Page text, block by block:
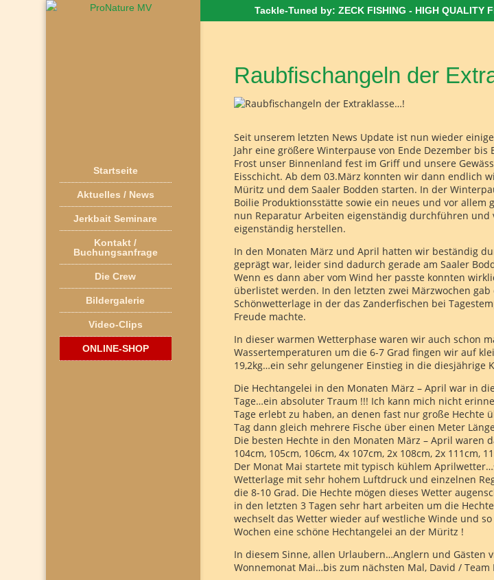
Tackle-Tuned by: ZECK FISHING - HIGH QUALITY
Startseite
Aktuelles / News
Jerkbait Seminare
Kontakt /
Buchungsanfrage
Die Crew
Bildergalerie
Video-Clips
ONLINE-SHOP
Raubfischangeln der
Seit unserem letzten News Update ist nun wieder
Jahr eine größere Winterpause von Ende Dezember
Frost unser Binnenland fest im Griff und unsere
Eisschicht. Ab dem 03.März konnten wir dann endlich
Müritz und dem Saaler Bodden starten. In der
Boilie Produktionsstätte sowie ein neues und vor allem
nun Reparatur Arbeiten eigenständig durchführen
eigenständig herstellen.
In den Monaten März und April hatten wir beständig
geprägt war, leider sind dadurch gerade am Saaler
Wenn es dann aber vom Wind her passte konnten
überlistet werden. In den letzten zwei Märzwochen
Schönwetterlage in der das Zanderfischen bei
Freude machte.
In dieser warmen Wetterphase waren wir auch schon
Wassertemperaturen um die 6-7 Grad fingen wir auf
19,2kg…ein sehr gelungener Einstieg in die diesjährige
Die Hechtangelei in den Monaten März – April war in
Tage…ein absoluter Traum !!! Ich kann mich nicht
Tage erlebt zu haben, an denen fast nur große Hechte
Tag dann gleich mehrere Fische über einen Meter
Die besten Hechte in den Monaten März – April waren
104cm, 105cm, 106cm, 4x 107cm, 2x 108cm, 2x 111cm,
Der Monat Mai startete mit typisch kühlem
Wetterlage mit sehr hohem Luftdruck und einzelnen
die 8-10 Grad. Die Hechte mögen dieses Wetter
in den letzten 3 Tagen sehr hart arbeiten um die
wechselt das Wetter wieder auf westliche Winde und
Wochen eine schöne Hechtangelei an der Müritz !
In diesem Sinne, allen Urlaubern…Anglern und Gästen
Wonnemonat Mai…bis zum nächsten Mal, David / Team